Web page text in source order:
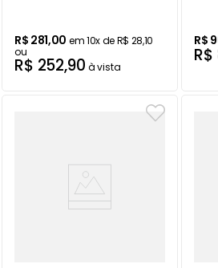
R$ 281,00 em10x deR$ 28,10
ou
R$ 252,90 à vista
R$
R$